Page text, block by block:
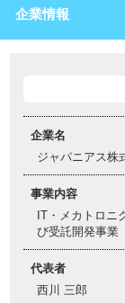
企業情報
企業名
ジャパニアス株
事業内容
IT・メカトロニ
び受託開発事業
代表者
西川 三郎